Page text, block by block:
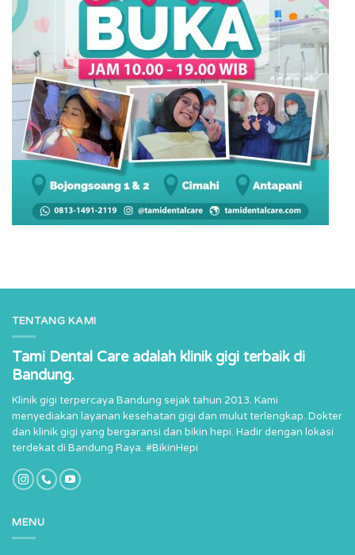
TENTANG KAMI
Tami Dental Care adalah klinik gigi terbaik di
Bandung.
Klinik gigi terpercaya Bandung sejak tahun 2013. Kami
menyediakan layanan kesehatan gigi dan mulut terlengkap. Dokter
dan klinik gigi yang bergaransi dan bikin hepi. Hadir dengan lokasi
terdekat di Bandung Raya. #BikinHepi
MENU